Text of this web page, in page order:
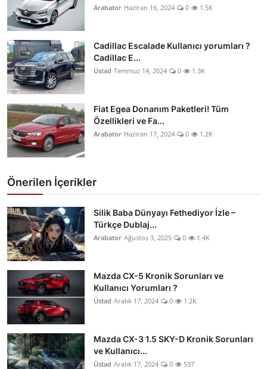
Arabator Haziran 16, 2024 0 1.5K
Cadillac Escalade Kullanıcı yorumları ?
Cadillac E...
Üstad Temmuz 14, 2024 0 1.3K
Fiat Egea Donanım Paketleri! Tüm
Özellikleri ve Fa...
Arabator Haziran 17, 2024 0 1.2K
Önerilen İçerikler
Silik Baba Dünyayı Fethediyor İzle –
Türkçe Dublaj...
Arabator Ağustos 3, 2025 0 1.4K
Mazda CX-5 Kronik Sorunları ve
Kullanıcı Yorumları ?
Üstad Aralık 17, 2024 0 1.2K
Mazda CX-3 1.5 SKY-D Kronik Sorunları
ve Kullanıcı...
Üstad Aralık 17, 2024 0 537